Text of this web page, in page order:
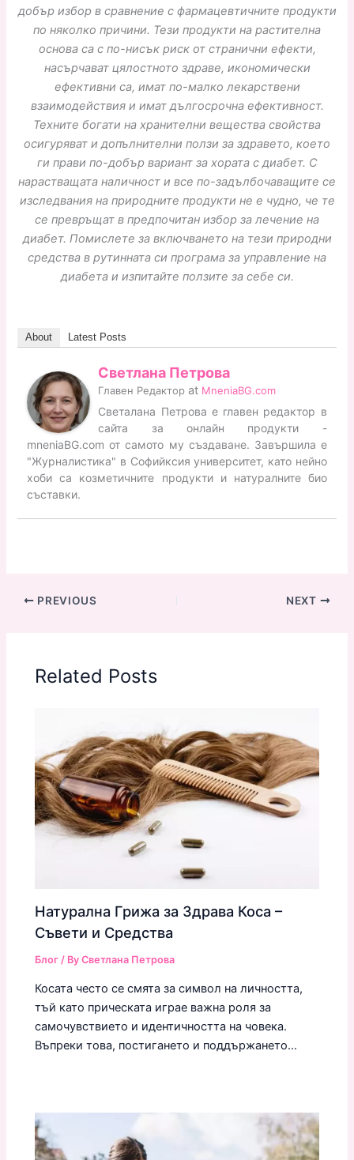
добър избор в сравнение с фармацевтичните продукти
по няколко причини. Тези продукти на растителна
основа са с по-нисък риск от странични ефекти,
насърчават цялостното здраве, икономически
ефективни са, имат по-малко лекарствени
взаимодействия и имат дългосрочна ефективност.
Техните богати на хранителни вещества свойства
осигуряват и допълнителни ползи за здравето, което
ги прави по-добър вариант за хората с диабет. С
нарастващата наличност и все по-задълбочаващите се
изследвания на природните продукти не е чудно, че те
се превръщат в предпочитан избор за лечение на
диабет. Помислете за включването на тези природни
средства в рутинната си програма за управление на
диабета и изпитайте ползите за себе си.
About Latest Posts
Светлана Петрова
Главен Редактор at MneniaBG.com
Светалана Петрова е главен редактор в
сайта за онлайн продукти -
mneniaBG.com от самото му създаване. Завършила е
"Журналистика" в Софийксия университет, като нейно
хоби са козметичните продукти и натуралните био
съставки.
PREVIOUS NEXT
Related Posts
Натурална Грижа за Здрава Коса –
Съвети и Средства
Блог / ByСветлана Петрова
Косата често се смята за символ на личността,
тъй като прическата играе важна роля за
самочувствието и идентичността на човека.
Въпреки това, постигането и поддържането…